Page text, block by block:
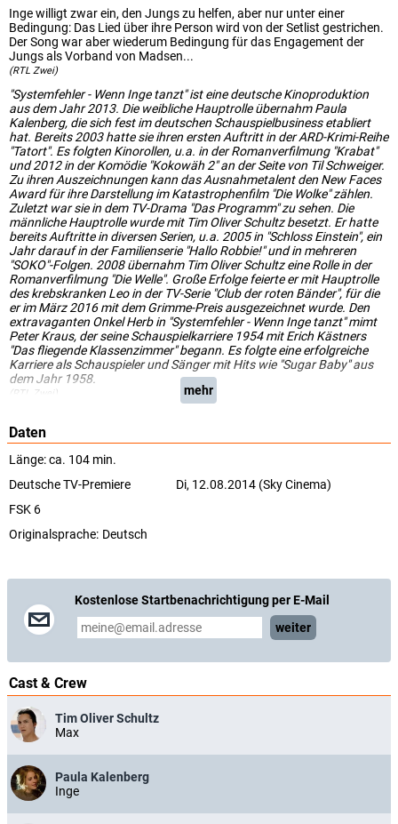
Inge willigt zwar ein, den Jungs zu helfen, aber nur unter einer
Bedingung: Das Lied über ihre Person wird von der Setlist gestrichen.
Der Song war aber wiederum Bedingung für das Engagement der
Jungs als Vorband von Madsen...
(RTL Zwei)
"Systemfehler - Wenn Inge tanzt" ist eine deutsche Kinoproduktion
aus dem Jahr 2013. Die weibliche Hauptrolle übernahm Paula
Kalenberg, die sich fest im deutschen Schauspielbusiness etabliert
hat. Bereits 2003 hatte sie ihren ersten Auftritt in der ARD-Krimi-Reihe
"Tatort". Es folgten Kinorollen, u.a. in der Romanverfilmung "Krabat"
und 2012 in der Komödie "Kokowäh 2" an der Seite von Til Schweiger.
Zu ihren Auszeichnungen kann das Ausnahmetalent den New Faces
Award für ihre Darstellung im Katastrophenfilm "Die Wolke" zählen.
Zuletzt war sie in dem TV-Drama "Das Programm" zu sehen. Die
männliche Hauptrolle wurde mit Tim Oliver Schultz besetzt. Er hatte
bereits Auftritte in diversen Serien, u.a. 2005 in "Schloss Einstein", ein
Jahr darauf in der Familienserie "Hallo Robbie!" und in mehreren
"SOKO"-Folgen. 2008 übernahm Tim Oliver Schultz eine Rolle in der
Romanverfilmung "Die Welle". Große Erfolge feierte er mit Hauptrolle
des krebskranken Leo in der TV-Serie "Club der roten Bänder", für die
er im März 2016 mit dem Grimme-Preis ausgezeichnet wurde. Den
extravaganten Onkel Herb in "Systemfehler - Wenn Inge tanzt" mimt
Peter Kraus, der seine Schauspielkarriere 1954 mit Erich Kästners
"Das fliegende Klassenzimmer" begann. Es folgte eine erfolgreiche
Karriere als Schauspieler und Sänger mit Hits wie "Sugar Baby" aus
dem Jahr 1958.
(RTL Zwei) mehr
Daten
Länge: ca. 104 min.
Deutsche TV-Premiere
Di, 12.08.2014 (Sky Cinema)
FSK 6
Originalsprache: Deutsch
Kostenlose Startbenachrichtigung per E-Mail
weiter
Cast & Crew
Tim Oliver Schultz
Max
Paula Kalenberg
Inge